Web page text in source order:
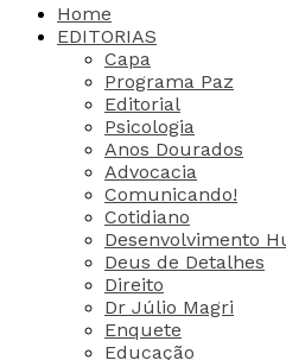
Home
EDITORIAS
Capa
Programa Paz
Editorial
Psicologia
Anos Dourados
Advocacia
Comunicando!
Cotidiano
Desenvolvimento
Deus de Detalhes
Direito
Dr Júlio Magri
Enquete
Educação